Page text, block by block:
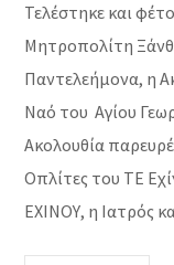
Τελέστηκε και
Μητροπολίτη
Παντελεήμονα, η
Ναό του Αγίου
Ακολουθία
Οπλίτες του ΤΕ
ΕΧΙΝΟΥ, η Ιατρός